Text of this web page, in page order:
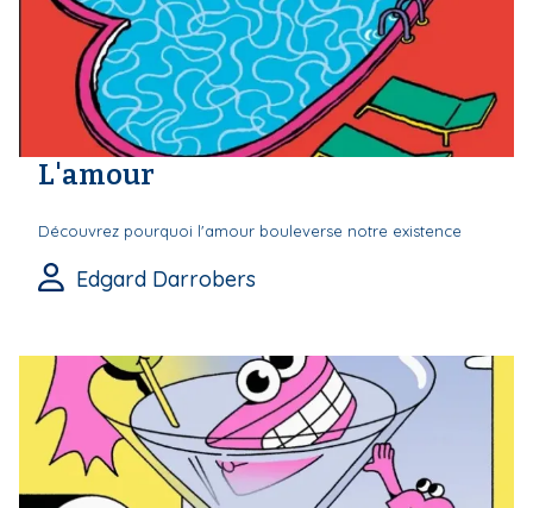
L'amour
Découvrez pourquoi l'amour bouleverse notre existence
Edgard Darrobers